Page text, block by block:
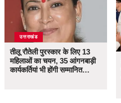
उत्तराखंड
तीलू रौतेली पुरस्कार के लिए 13
महिलाओं का चयन, 35 आंगनबाड़ी
कार्यकर्तियां भी होंगी सम्मानित…